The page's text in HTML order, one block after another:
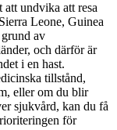
undvika att resa
Leone, Guinea
av
och därför är
i en hast.
tillstånd,
eller om du blir
sjukvård, kan du få
för